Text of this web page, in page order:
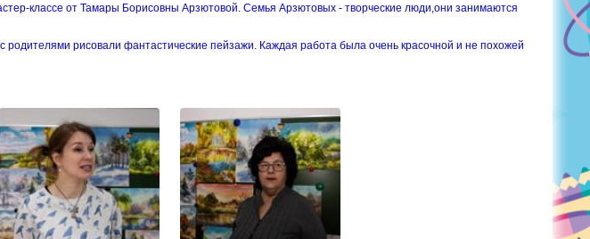
классе от Тамары Борисовны Арзютовой. Семья Арзютовых - творческие люди,они занимаются
рисовали фантастические пейзажи. Каждая работа была очень красочной и не похожей